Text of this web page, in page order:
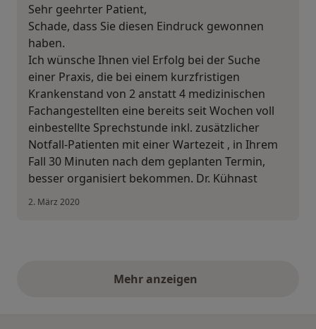
Sehr geehrter Patient,
Schade, dass Sie diesen Eindruck gewonnen
haben.
Ich wünsche Ihnen viel Erfolg bei der Suche
einer Praxis, die bei einem kurzfristigen
Krankenstand von 2 anstatt 4 medizinischen
Fachangestellten eine bereits seit Wochen voll
einbestellte Sprechstunde inkl. zusätzlicher
Notfall-Patienten mit einer Wartezeit , in Ihrem
Fall 30 Minuten nach dem geplanten Termin,
besser organisiert bekommen. Dr. Kühnast
2. März 2020
Mehr anzeigenobige Stellungnahmen